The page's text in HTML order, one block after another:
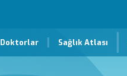
Doktorlar Sağlık Atlası